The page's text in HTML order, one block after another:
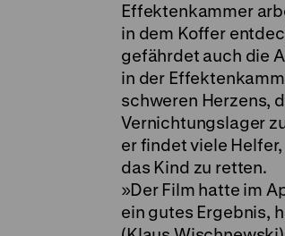
Effektenkammer
in dem Koffer
gefährdet auch die
in der
schweren Herzens,
Vernichtungslager
er findet viele
das Kind zu retten.
»Der Film hatte im
ein gutes Ergebnis,